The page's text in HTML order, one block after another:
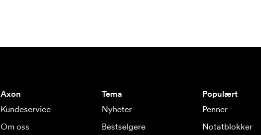
Axon
Kundeservice
Om oss
Tema
Nyheter
Bestselgere
Populært
Penner
Notatblokker